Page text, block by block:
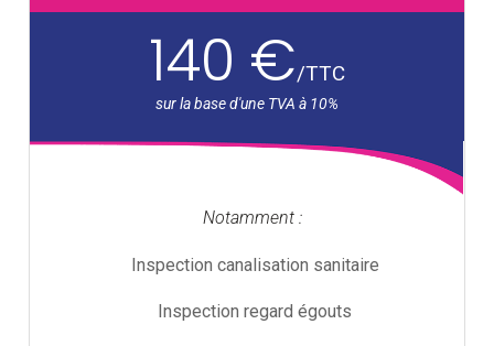
140 €/TTC
Notamment :
Inspection canalisation sanitaire
Inspection regard égouts